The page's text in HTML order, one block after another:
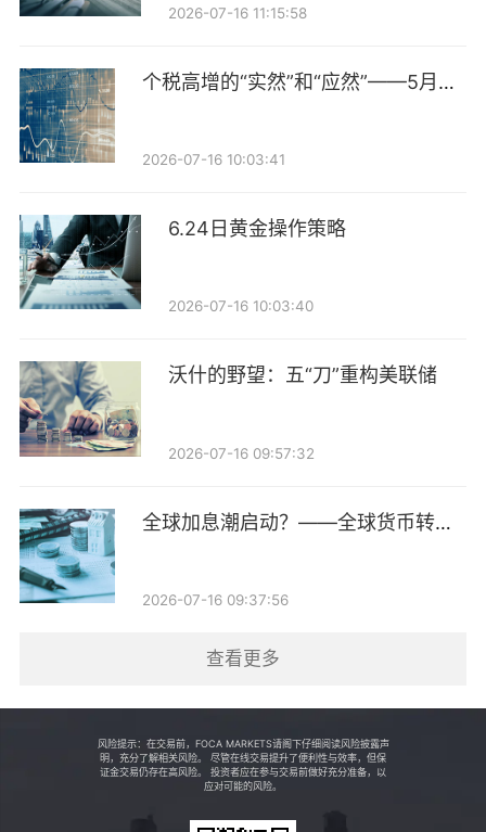
等。因此，资金调整、投资经理变更、投资管理人变更
长周期考核要求年金基金对资金调整时机有明确的窗口
期限制，须确保资产处置和转移平稳过渡。然而实际运
擦成本高、转换效率低。本文研究海外资产转换管理策
略和应用场景，结合国内实践，思考如何优化年金资产
转换管理。
资产的转换管理（Transition Management）起源于20世
纪80年代，海外机构投资者在面临资产调整、管理人更
换、组合再平衡及资产清算等情况时，应用专业交易服
务完成资产转换，在确保投资目标和风险管理策略执行
的同时，最小化交易成本和市场影响。
（一）转换管理与海外市场格局
资产由原组合（Legacy Portfolio）转移到目标组合
量大产生较高的佣金成本及市场冲击成本；过渡期内投
资经理对将终止的组合往往消极管理，产生额外机会成
2026-07-16 11:15:58
个税高增的“实然”和“应然”——5月财
2026-07-16 10:03:41
6.24日黄金操作策略
2026-07-16 10:03:40
沃什的野望：五“刀”重构美联储
2026-07-16 09:57:32
全球加息潮启动？——全球货币转向
2026-07-16 09:37:56
查看更多
风险提示：在交易前，FOCA MARKETS请阁下仔细阅读风险披露声
明，充分了解相关风险。 尽管在线交易提升了便利性与效率，但保
证金交易仍存在高风险。 投资者应在参与交易前做好充分准备，以
应对可能的风险。